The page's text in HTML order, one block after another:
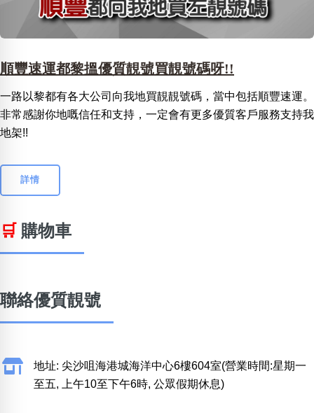
順豐速運都黎搵優質靚號買靚號碼呀!!
一路以黎都有各大公司向我地買靚靚號碼，當中包括順豐速運。
非常感謝你地嘅信任和支持，一定會有更多優質客戶服務支持我
地架!!
詳情
🛒 購物車
聯絡優質靚號
地址: 尖沙咀海港城海洋中心6樓604室(營業時間:星期一
至五, 上午10至下午6時, 公眾假期休息)